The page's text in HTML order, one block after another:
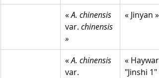
« A. chinensis
var. chinensis
»
« Jinyan »
« A. chinensis
var.
«
"Jinshi 1"